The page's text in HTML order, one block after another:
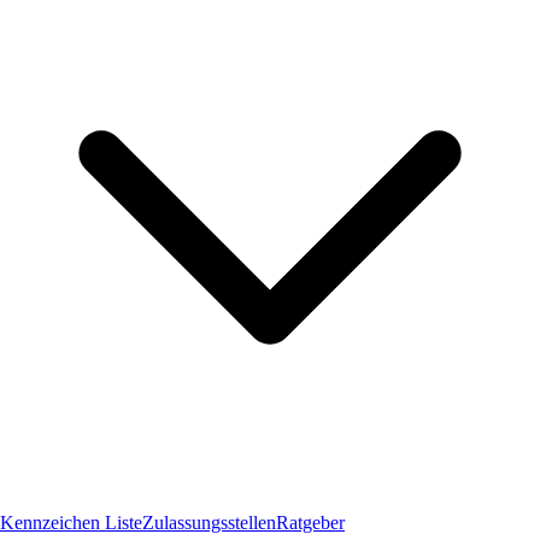
Kennzeichen ListeZulassungsstellenRatgeber